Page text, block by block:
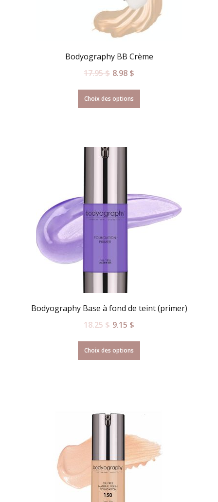
Bodyography BB Crème
17.95$ 8.98 $
Choix des options
Bodyography Base à fond de teint (primer)
18.25$ 9.15 $
Choix des options